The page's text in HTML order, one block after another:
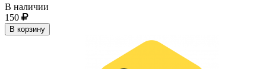
В наличии
150
В корзину